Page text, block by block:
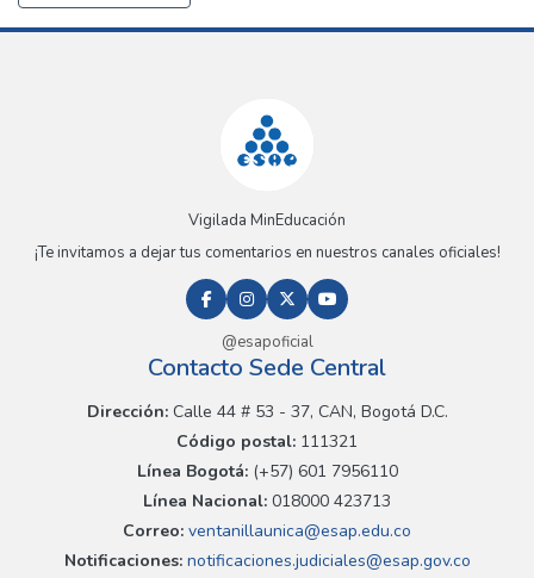
Vigilada MinEducación
¡Te invitamos a dejar tus comentarios en nuestros canales oficiales!
@esapoficial
Contacto Sede Central
Dirección:Calle 44 # 53 - 37, CAN, Bogotá D.C.
Código postal: 111321
Línea Bogotá:(+57) 601 7956110
Línea Nacional: 018000 423713
Correo: ventanillaunica@esap.edu.co
Notificaciones:notificaciones.judiciales@esap.gov.co